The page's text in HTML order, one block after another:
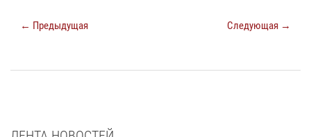
← Предыдущая Следующая →